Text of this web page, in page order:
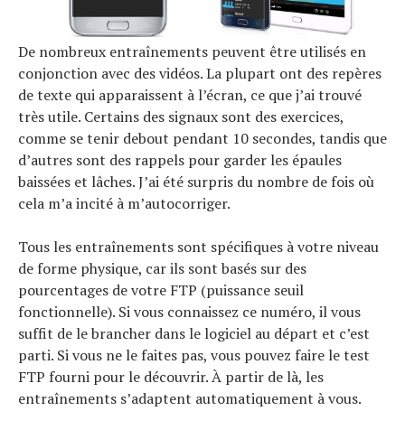
De nombreux entraînements peuvent être utilisés en
conjonction avec des vidéos. La plupart ont des repères
de texte qui apparaissent à l’écran, ce que j’ai trouvé
très utile. Certains des signaux sont des exercices,
comme se tenir debout pendant 10 secondes, tandis que
d’autres sont des rappels pour garder les épaules
baissées et lâches. J’ai été surpris du nombre de fois où
cela m’a incité à m’autocorriger.
Tous les entraînements sont spécifiques à votre niveau
de forme physique, car ils sont basés sur des
pourcentages de votre FTP (puissance seuil
fonctionnelle). Si vous connaissez ce numéro, il vous
suffit de le brancher dans le logiciel au départ et c’est
parti. Si vous ne le faites pas, vous pouvez faire le test
FTP fourni pour le découvrir. À partir de là, les
entraînements s’adaptent automatiquement à vous.